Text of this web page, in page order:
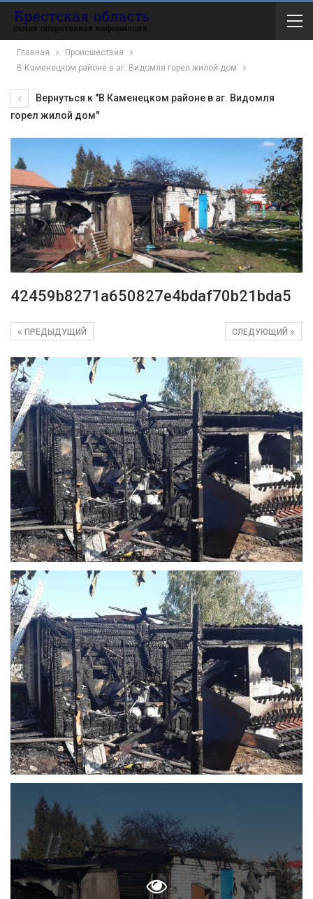
Главная
Происшествия
В Каменецком районе в аг. Видомля горел жилой дом
Вернуться к "В Каменецком районе в аг. Видомля
горел жилой дом"
42459b8271a650827e4bdaf70b21bda5
СЛЕДУЮЩИЙ
ПРЕДЫДУЩИЙ